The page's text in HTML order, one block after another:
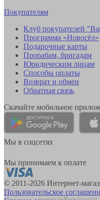
Покупателям
Клуб покупателей
Программа «Новосёл»
Подарочные карты
Прорабам, бригадам
Юридическим лицам
Способы оплаты
Возврат и обмен
Обратная связь
Скачайте мобильное
Мы в соцсетях
Мы принимаем к оплате
© 2011-2026 Интернет-
Пользовательское